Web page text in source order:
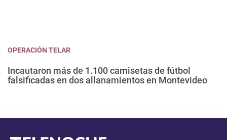
OPERACIÓN TELAR
Incautaron más de 1.100 camisetas de fútbol
falsificadas en dos allanamientos en Montevideo